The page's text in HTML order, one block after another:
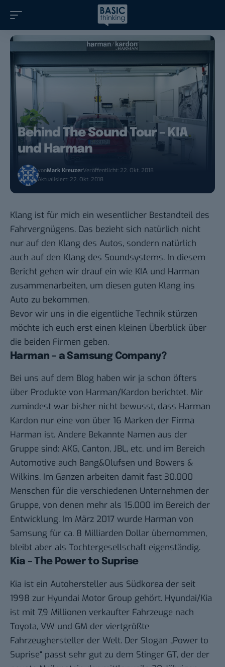
Behind The Sound Tour – KIA
und Harman
vonMark KreuzerVeröffentlicht: 22. Okt. 2018
Aktualisiert: 22. Okt. 2018
Klang ist für mich ein wesentlicher Bestandteil des
Fahrvergnügens. Das bezieht sich natürlich nicht
nur auf den Klang des Autos, sondern natürlich
auch auf den Klang des Soundsystems. In diesem
Bericht gehen wir drauf ein wie KIA und Harman
zusammenarbeiten, um diesen guten Klang ins
Auto zu bekommen.
Bevor wir uns in die eigentliche Technik stürzen
möchte ich euch erst einen kleinen Überblick über
die beiden Firmen geben.
Harman – a Samsung Company?
Bei uns auf dem Blog haben wir ja schon öfters
über Produkte von Harman/Kardon berichtet. Mir
zumindest war bisher nicht bewusst, dass Harman
Kardon nur eine von über 16 Marken der Firma
Harman ist. Andere Bekannte Namen aus der
Gruppe sind: AKG, Canton, JBL, etc. und im Bereich
Automotive auch Bang&Olufsen und Bowers &
Wilkins. Im Ganzen arbeiten damit fast 30.000
Menschen für die verschiedenen Unternehmen der
Gruppe, von denen mehr als 15.000 im Bereich der
Entwicklung. Im März 2017 wurde Harman von
Samsung für ca. 8 Milliarden Dollar übernommen,
bleibt aber als Tochtergesellschaft eigenständig.
Kia – The Power to Suprise
Kia ist ein Autohersteller aus Südkorea der seit
1998 zur Hyundai Motor Group gehört. Hyundai/Kia
ist mit 7,9 Millionen verkaufter Fahrzeuge nach
Toyota, VW und GM der viertgrößte
Fahrzeughersteller der Welt. Der Slogan „Power to
Suprise“ passt sehr gut zu dem Stinger GT, der der